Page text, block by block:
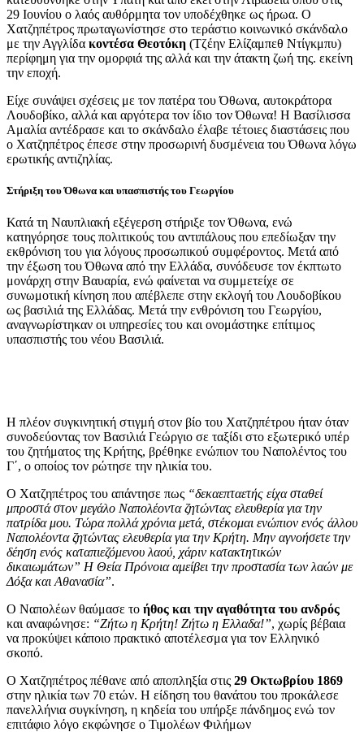
29 Ιουνίου ο λαός αυθόρμητα τον υποδέχθηκε ως ήρωα. Ο
Χατζηπέτρος πρωταγωνίστησε στο τεράστιο κοινωνικό σκάνδαλο
με την Αγγλίδα κοντέσα Θεοτόκη (Τζέην Ελίζαμπεθ Ντίγκμπυ)
περίφημη για την ομορφιά της αλλά και την άτακτη ζωή της. εκείνη
την εποχή.
Είχε συνάψει σχέσεις με τον πατέρα του Όθωνα, αυτοκράτορα
Λουδοβίκο, αλλά και αργότερα τον ίδιο τον Όθωνα! Η Βασίλισσα
Αμαλία αντέδρασε και το σκάνδαλο έλαβε τέτοιες διαστάσεις που
ο Χατζηπέτρος έπεσε στην προσωρινή δυσμένεια του Όθωνα λόγω
ερωτικής αντιζηλίας.
Στήριξη του Όθωνα και υπασπιστής του Γεωργίου
Κατά τη Ναυπλιακή εξέγερση στήριξε τον Όθωνα, ενώ
κατηγόρησε τους πολιτικούς του αντιπάλους που επεδίωξαν την
εκθρόνιση του για λόγους προσωπικού συμφέροντος. Μετά από
την έξωση του Όθωνα από την Ελλάδα, συνόδευσε τον έκπτωτο
μονάρχη στην Βαυαρία, ενώ φαίνεται να συμμετείχε σε
συνωμοτική κίνηση που απέβλεπε στην εκλογή του Λουδοβίκου
ως βασιλιά της Ελλάδας. Μετά την ενθρόνιση του Γεωργίου,
αναγνωρίστηκαν οι υπηρεσίες του και ονομάστηκε επίτιμος
υπασπιστής του νέου Βασιλιά.
Η πλέον συγκινητική στιγμή στον βίο του Χατζηπέτρου ήταν όταν
συνοδεύοντας τον Βασιλιά Γεώργιο σε ταξίδι στο εξωτερικό υπέρ
του ζητήματος της Κρήτης, βρέθηκε ενώπιον του Ναπολέντος του
Γ΄, ο οποίος τον ρώτησε την ηλικία του.
Ο Χατζηπέτρος του απάντησε πως “δεκαεπταετής είχα σταθεί
μπροστά στον μεγάλο Ναπολέοντα ζητώντας ελευθερία για την
πατρίδα μου. Τώρα πολλά χρόνια μετά, στέκομαι ενώπιον ενός άλλου
Ναπολέοντα ζητώντας ελευθερία για την Κρήτη. Μην αγνοήσετε την
δέηση ενός καταπιεζόμενου λαού, χάριν κατακτητικών
δικαιωμάτων” Η Θεία Πρόνοια αμείβει την προστασία των λαών με
Δόξα και Αθανασία”.
Ο Ναπολέων θαύμασε το ήθος και την αγαθότητα του ανδρός
και αναφώνησε: “Ζήτω η Κρήτη! Ζήτω η Ελλαδα!”, χωρίς βέβαια
να προκύψει κάποιο πρακτικό αποτέλεσμα για τον Ελληνικό
σκοπό.
Ο Χατζηπέτρος πέθανε από αποπληξία στις 29 Οκτωβρίου 1869
στην ηλικία των 70 ετών. Η είδηση του θανάτου του προκάλεσε
πανελλήνια συγκίνηση, η κηδεία του υπήρξε πάνδημος ενώ τον
επιτάφιο λόγο εκφώνησε ο Τιμολέων Φιλήμων